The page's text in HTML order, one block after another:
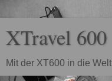
XTravel 600
Mit der XT600 in die Welt